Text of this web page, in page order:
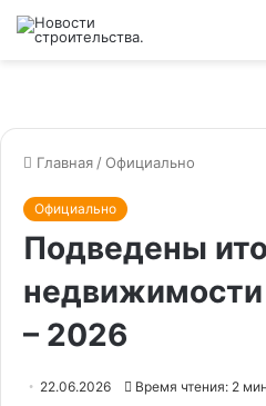
Главная /Официально
Официально
Подведены
– 2026
22.06.2026 Время чтения: 2